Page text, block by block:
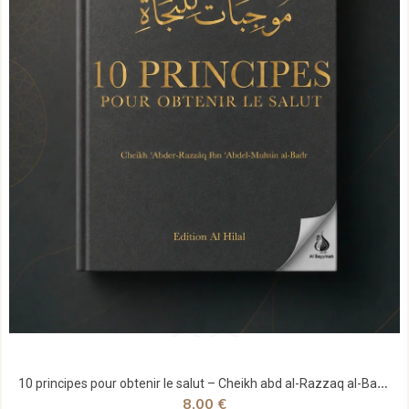
10 principes pour obtenir le salut – Cheikh abd al-Razzaq al-Badr - Al Hilal
8,00 €